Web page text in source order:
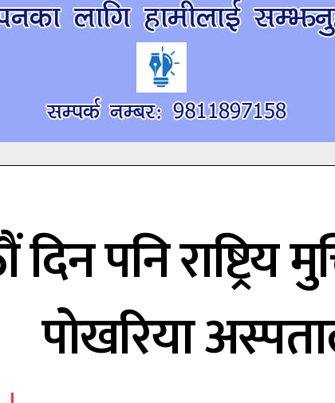
पनि राष्ट्रिय
पोखरिया